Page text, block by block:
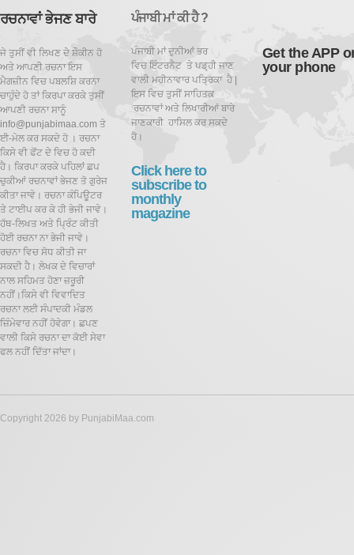
ਰਚਨਾਵਾਂ ਭੇਜਣ ਬਾਰੇ
ਜੇ ਤੁਸੀਂ ਵੀ ਲਿਖਣ ਦੇ ਸ਼ੌਕੀਨ ਹੋ
ਅਤੇ ਆਪਣੀ ਰਚਨਾ ਇਸ
ਮੈਗਜ਼ੀਨ ਵਿਚ ਪਬਲਸ਼ਿ ਕਰਨਾ
ਚਾਹੁੰਦੇ ਹੋ ਤਾਂ ਕਿਰਪਾ ਕਰਕੇ ਤੁਸੀਂ
ਆਪਣੀ ਰਚਨਾ ਸਾਨੂੰ
info@punjabimaa.com ਤੇ
ਈ-ਮੇਲ ਕਰ ਸਕਦੇ ਹੋ । ਰਚਨਾ
ਕਿਸੇ ਵੀ ਫੋਂਟ ਦੇ ਵਿਚ ਹੋ ਕਦੀ
ਹੈ। ਕਿਰਪਾ ਕਰਕੇ ਪਹਿਲਾਂ ਛਪ
ਚੁਕੀਆਂ ਰਚਨਾਵਾਂ ਭੇਜਣ ਤੋ ਗੁਰੇਜ
ਕੀਤਾ ਜਾਵੇ। ਰਚਨਾ ਕੰਪਿਊਟਰ
ਤੇ ਟਾਈਪ ਕਰ ਕੇ ਹੀ ਭੇਜੀ ਜਾਵੇ।
ਹੱਥ-ਲਿਖਤ ਅਤੇ ਪ੍ਰਿੰਟ ਕੀਤੀ
ਹੋਈ ਰਚਨਾ ਨਾ ਭੇਜੀ ਜਾਵੇ।
ਰਚਨਾ ਵਿਚ ਸੋਧ ਕੀਤੀ ਜਾ
ਸਕਦੀ ਹੈ। ਲੇਖਕ ਦੇ ਵਿਚਾਰਾਂ
ਨਾਲ ਸਹਿਮਤ ਹੋਣਾ ਜ਼ਰੂਰੀ
ਨਹੀਂ।ਕਿਸੇ ਵੀ ਵਿਵਾਦਿਤ
ਰਚਨਾ ਲਈ ਸੰਪਾਦਕੀ ਮੰਡਲ
ਜ਼ਿੰਮੇਵਾਰ ਨਹੀਂ ਹੋਵੇਗਾ। ਛਪਣ
ਵਾਲੀ ਕਿਸੇ ਰਚਨਾ ਦਾ ਕੋਈ ਸੇਵਾ
ਫਲ ਨਹੀਂ ਦਿੱਤਾ ਜਾਂਦਾ।
ਪੰਜਾਬੀ ਮਾਂ ਕੀ ਹੈ ?
ਪੰਜਾਬੀ ਮਾਂ ਦੁਨੀਆਂ ਭਰ
ਵਿਚ ਇੰਟਰਨੈਟ ਤੇ ਪਡ਼੍ਹੀ ਜਾਣ
ਵਾਲੀ ਮਹੀਨਾਵਾਰ ਪਤ੍ਰਿਕਾ ਹੈ |
ਇਸ ਵਿਚ ਤੁਸੀਂ ਸਾਹਿਤਕ
ਰਚਨਾਵਾਂ ਅਤੇ ਲਿਖਾਰੀਆਂ ਬਾਰੇ
ਜਾਣਕਾਰੀ ਹਾਸਿਲ ਕਰ ਸਕਦੇ
ਹੋ।
Click here to
subscribe to
monthly
magazine
Get the APP
your phone
Copyright 2026 by PunjabiMaa.com